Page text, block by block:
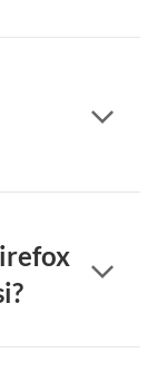
arrow_forward_ios
arrow_forward_ios